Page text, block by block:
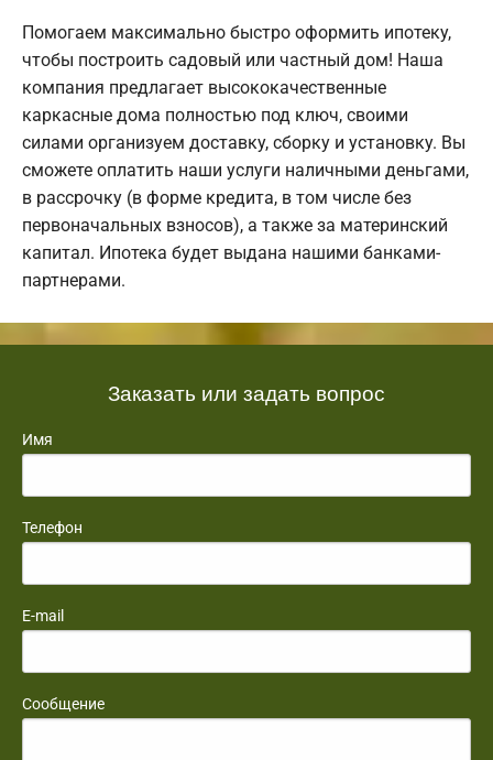
Помогаем максимально быстро оформить ипотеку,
чтобы построить садовый или частный дом! Наша
компания предлагает высококачественные
каркасные дома полностью под ключ, своими
силами организуем доставку, сборку и установку. Вы
сможете оплатить наши услуги наличными деньгами,
в рассрочку (в форме кредита, в том числе без
первоначальных взносов), а также за материнский
капитал. Ипотека будет выдана нашими банками-
партнерами.
Заказать или задать вопрос
Имя
Телефон
E-mail
Сообщение